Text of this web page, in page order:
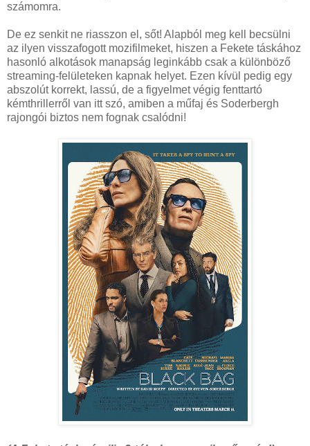
számomra.
De ez senkit ne riasszon el, sőt! Alapból meg kell becsülni
az ilyen visszafogott mozifilmeket, hiszen a Fekete táskához
hasonló alkotások manapság leginkább csak a különböző
streaming-felületeken kapnak helyet. Ezen kívül pedig egy
abszolút korrekt, lassú, de a figyelmet végig fenttartó
kémthrillerről van itt szó, amiben a műfaj és Soderbergh
rajongói biztos nem fognak csalódni!